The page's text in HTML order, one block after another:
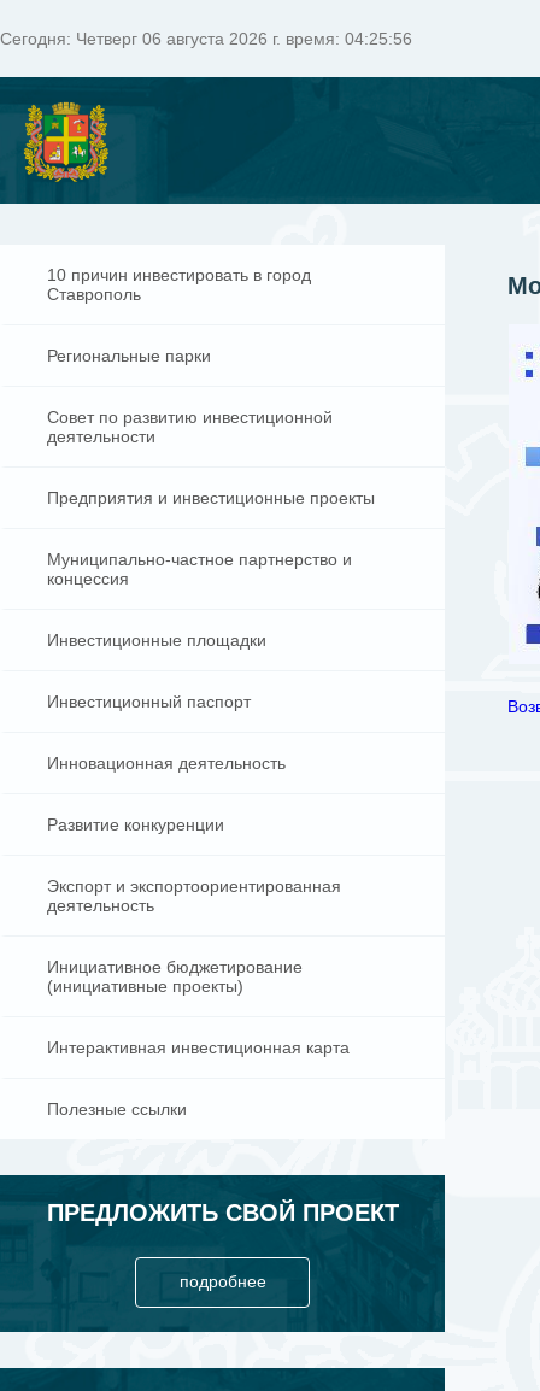
Сегодня: Четверг 06 августа 2026 г. время: 04:25:57
10 причин инвестировать в город
Ставрополь
Региональные парки
Совет по развитию инвестиционной
деятельности
Предприятия и инвестиционные проекты
Муниципально-частное партнерство и
концессия
Инвестиционные площадки
Инвестиционный паспорт
Инновационная деятельность
Развитие конкуренции
Экспорт и экспортоориентированная
деятельность
Инициативное бюджетирование
(инициативные проекты)
Интерактивная инвестиционная карта
Полезные ссылки
ПРЕДЛОЖИТЬ СВОЙ ПРОЕКТ
подробнее